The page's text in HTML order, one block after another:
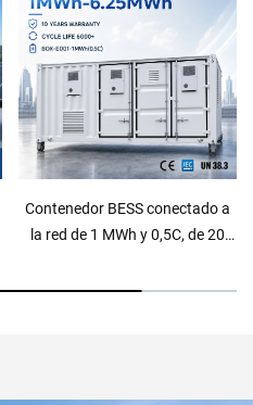
Contenedor BESS conectado a
la red de 1 MWh y 0,5C, de 20
densidad y refrigeración líquida,